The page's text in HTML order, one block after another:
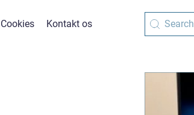
Cookies Kontakt os